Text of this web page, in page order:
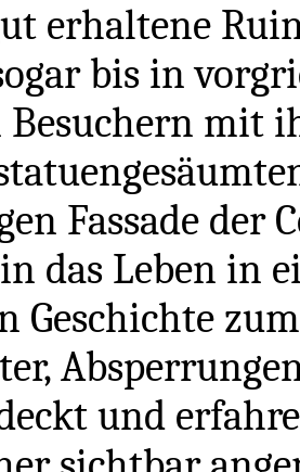
erhaltene
bis in
Besuchern mit
Fassade der
das Leben in
Geschichte
und